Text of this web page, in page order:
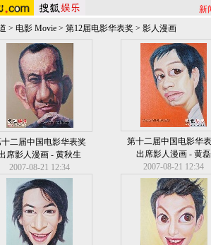
新
> 电影 Movie > 第12届电影华表奖 > 影人漫画
二届中国电影华表奖
席影人漫画 - 黄秋生
2007-08-21 12:34
第十二届中国电影华
出席影人漫画 - 黄磊
2007-08-21 12:34